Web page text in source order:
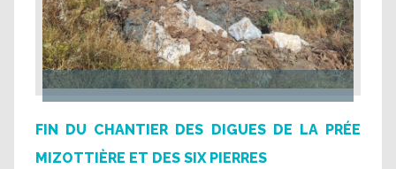
FIN DU CHANTIER DES DIGUES DE LA PRÉE
MIZOTTIÈRE ET DES SIX PIERRES